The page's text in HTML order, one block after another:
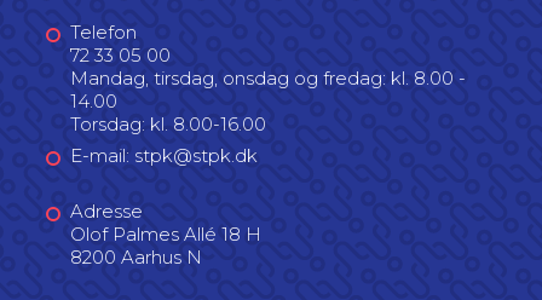
Telefon
72 33 05 00
Mandag, tirsdag, onsdag og fredag: kl. 8.00 -
14.00
Torsdag: kl. 8.00-16.00
E-mail: stpk@stpk.dk
Adresse
Olof Palmes Allé 18 H
8200 Aarhus N